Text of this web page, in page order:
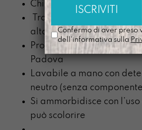
Chiusura Tuc
Tracolla nera
alta 2,5cm in nastro nero
Prodotta nel nostro
Padova
Lavabile a mano con
neutro (senza
Si ammorbidisce con
può scolorire
Confermo di aver preso
dell'informativa sulla